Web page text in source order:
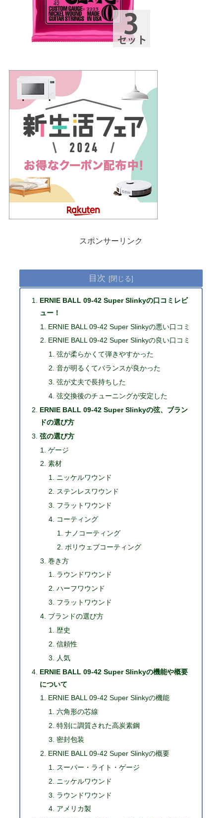
スポンサーリンク
目次
ERNIE BALL 09-42 Super Slinkyの口コミレビ
ュー！
ERNIE BALL 09-42 Super Slinkyの悪い口コミ
ERNIE BALL 09-42 Super Slinkyの良い口コミ
弦が柔らかくて弾きやすかった
音が明るくてバランスが良かった
弦が丈夫で長持ちした
弦交換後のチューニングが安定した
ERNIE BALL 09-42 Super Slinkyの弦、ブラン
ドの選び方
弦の選び方
ゲージ
素材
ニッケルワウンド
ステンレスワウンド
フラットワウンド
コーティング
ナノコーティング
ポリウェブコーティング
巻き方
ラウンドワウンド
ハーフワウンド
フラットワウンド
ブランドの選び方
歴史
信頼性
人気
ERNIE BALL 09-42 Super Slinkyの機能や概要
について
ERNIE BALL 09-42 Super Slinkyの機能
六角形の芯線
特別に調質された高炭素鋼
密封包装
ERNIE BALL 09-42 Super Slinkyの概要
スーパー・ライト・ゲージ
ニッケルワウンド
ラウンドワウンド
アメリカ製